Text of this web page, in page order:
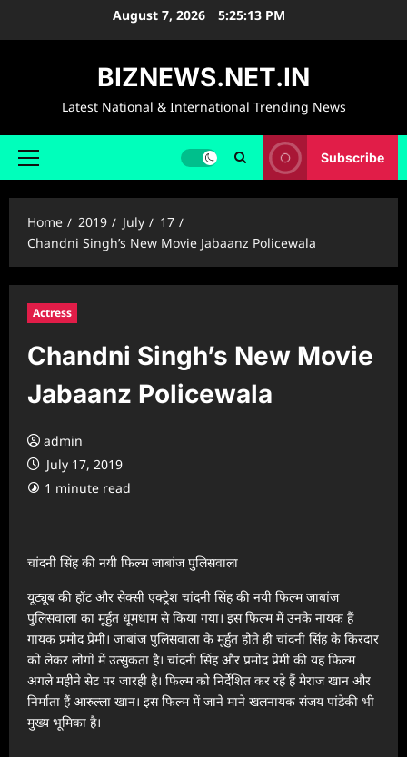
August 7, 2026 5:25:14 PM
BIZNEWS.NET.IN
Latest National & International Trending News
Primary
Subscribe
Home 2019 July
17
Chandni Singh’s New Movie Jabaanz Policewala
Actress
Chandni Singh’s New Movie
Jabaanz Policewala
admin
July 17, 2019
1 minute read
चांदनी सिंह की नयी फिल्म जाबांज पुलिसवाला
यूट्यूब की हॉट और सेक्सी एक्ट्रेश चांदनी सिंह की नयी फिल्म जाबांज
पुलिसवाला का मूर्हुत धूमधाम से किया गया। इस फिल्म में उनके नायक हैं
गायक प्रमोद प्रेमी। जाबांज पुलिसवाला के मूर्हुत होते ही चांदनी सिंह के किरदार
को लेकर लोगों में उत्सुकता है। चांदनी सिंह और प्रमोद प्रेमी की यह फिल्म
अगले महीने सेट पर जारही है। फिल्म को निर्देशित कर रहे हैं मेराज खान और
निर्माता हैं आरुल्ला खान। इस फिल्म में जाने माने खलनायक संजय पांडेकी भी
मुख्य भूमिका है।